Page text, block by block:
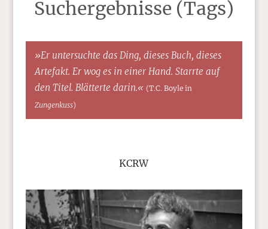
Suchergebnisse (Tags)
»Er untersuchte das Ding, dieses Buch, dieses
Artefakt. Er wog es in einer Hand. Starrte auf
den Titel. Blätterte darin.« (T.C. Boyle in
Zungenkuss)
KCRW